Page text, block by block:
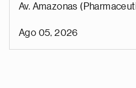
Av. Amazonas
Ago 05, 2026